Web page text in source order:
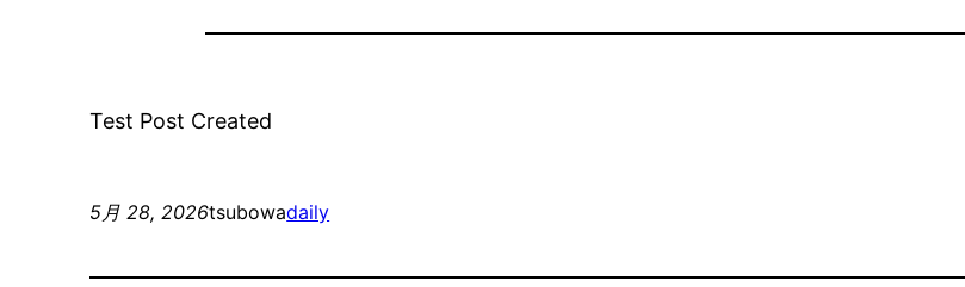
Test Post Created
5月 28, 2026tsubowadaily